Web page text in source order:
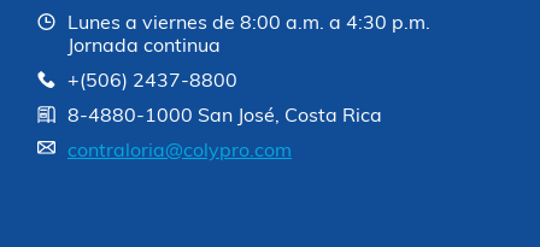
Lunes a viernes de 8:00 a.m. a 4:30 p.m.
Jornada continua
+(506) 2437-8800
8-4880-1000 San José, Costa Rica
contraloria@colypro.com